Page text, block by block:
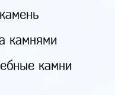
камнями
камни